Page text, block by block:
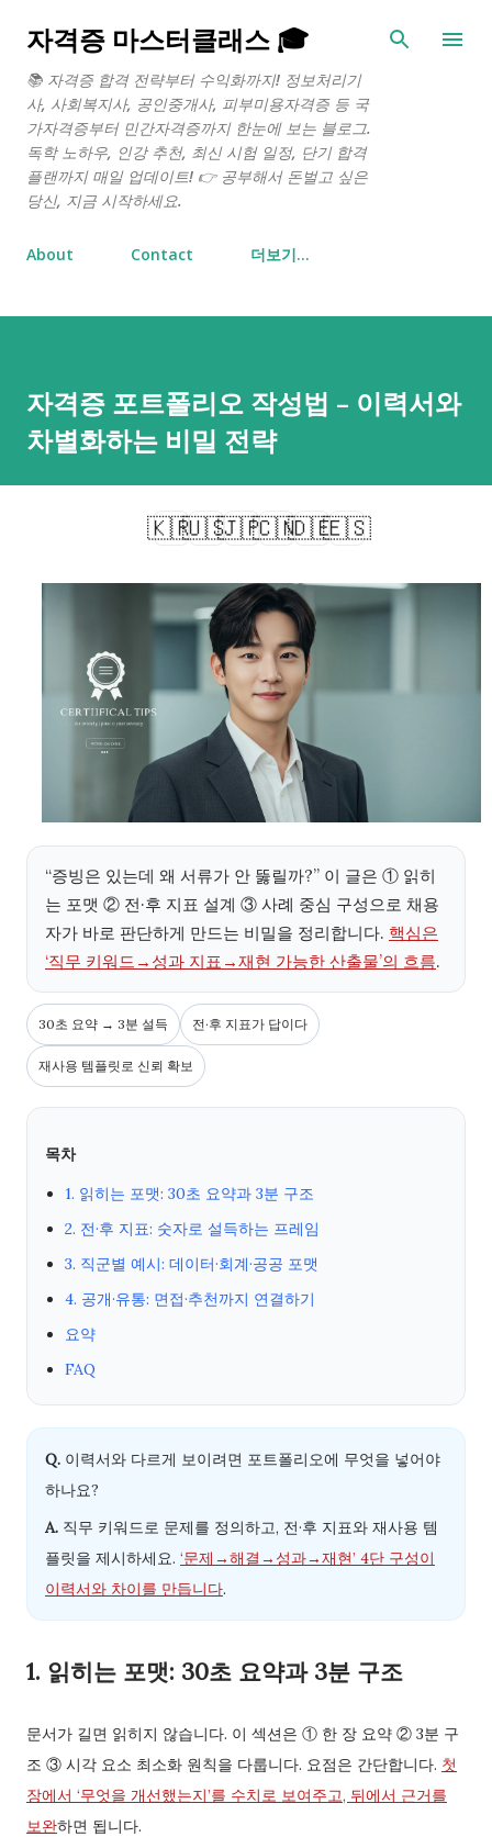
기본 콘텐츠로 건너뛰기
자격증 마스터클래스 🎓
📚 자격증 합격 전략부터 수익화까지! 정보처리기
사, 사회복지사, 공인중개사, 피부미용자격증 등 국
가자격증부터 민간자격증까지 한눈에 보는 블로그.
독학 노하우, 인강 추천, 최신 시험 일정, 단기 합격
플랜까지 매일 업데이트! 👉 공부해서 돈벌고 싶은
당신, 지금 시작하세요.
About Contact 더보기…
자격증 포트폴리오 작성법 – 이력서와
차별화하는 비밀 전략
🇰🇷🇺🇸🇯🇵🇨🇳🇩🇪🇪🇸
“증빙은 있는데 왜 서류가 안 뚫릴까?” 이 글은 ① 읽히
는 포맷 ② 전·후 지표 설계 ③ 사례 중심 구성으로 채용
자가 바로 판단하게 만드는 비밀을 정리합니다. 핵심은
‘직무 키워드→성과 지표→재현 가능한 산출물’의 흐름.
30초 요약 → 3분 설득 전·후 지표가 답이다
재사용 템플릿로 신뢰 확보
목차
1. 읽히는 포맷: 30초 요약과 3분 구조
2. 전·후 지표: 숫자로 설득하는 프레임
3. 직군별 예시: 데이터·회계·공공 포맷
4. 공개·유통: 면접·추천까지 연결하기
요약
FAQ
Q. 이력서와 다르게 보이려면 포트폴리오에 무엇을 넣어야
하나요?
A. 직무 키워드로 문제를 정의하고, 전·후 지표와 재사용 템
플릿을 제시하세요. ‘문제→해결→성과→재현’ 4단 구성이
이력서와 차이를 만듭니다.
1. 읽히는 포맷: 30초 요약과 3분 구조
문서가 길면 읽히지 않습니다. 이 섹션은 ① 한 장 요약 ② 3분 구
조 ③ 시각 요소 최소화 원칙을 다룹니다. 요점은 간단합니다. 첫
장에서 ‘무엇을 개선했는지’를 수치로 보여주고, 뒤에서 근거를
보완하면 됩니다.